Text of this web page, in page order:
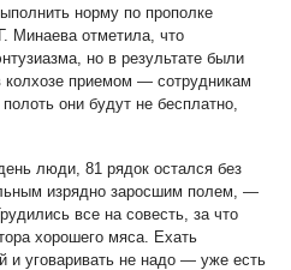
норму по прополке
Минаева отметила, что
но в результате были
колхозе приемом — сотрудникам
они будут не бесплатно,
люди, 81 рядок остался без
изрядно заросшим полем, —
все на совесть, за что
хорошего мяса. Ехать
уговаривать не надо — уже есть